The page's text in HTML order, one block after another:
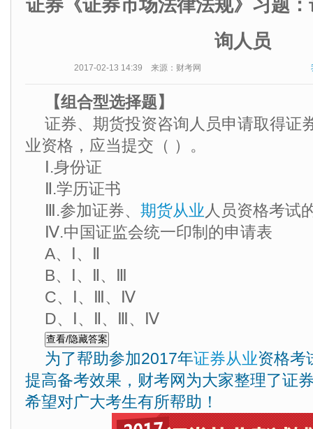
证券《证券市场法律法规》习题
询人员
2017-02-13 14:39 来源：财考网
【组合型选择题】
证券、期货投资咨询人员申请取得证
业资格，应当提交（ ）。
Ⅰ.身份证
Ⅱ.学历证书
Ⅲ.参加证券、 期货从业 人员资格考试
Ⅳ.中国证监会统一印制的申请表
A、Ⅰ、Ⅱ
B、Ⅰ、Ⅱ、Ⅲ
C、Ⅰ、Ⅲ、Ⅳ
D、Ⅰ、Ⅱ、Ⅲ、Ⅳ
为了帮助参加2017年证券从业资格考
提高备考效果，财考网为大家整理了证
希望对广大考生有所帮助！